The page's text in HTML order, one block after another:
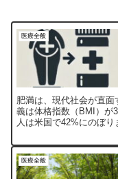
医療全般
肥満は、現代社会が直
義は体格指数（BMI）が
人は米国で42%にのぼ
医療全般